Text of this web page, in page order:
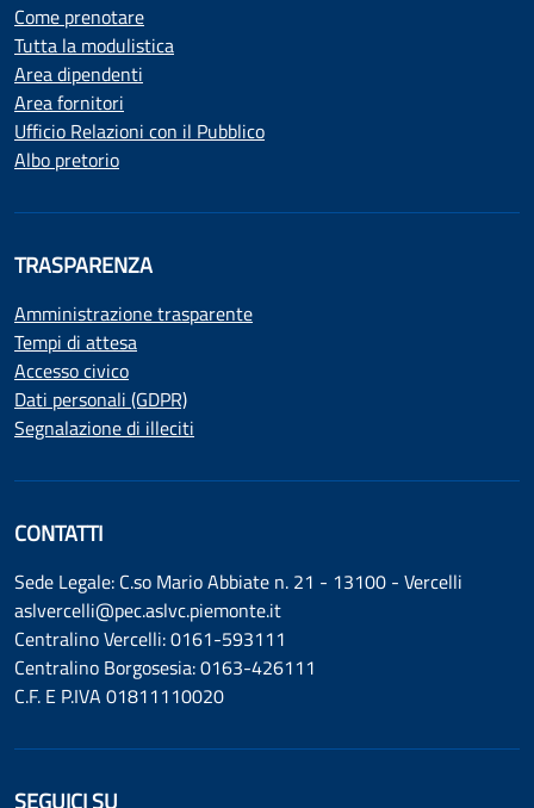
Come prenotare
Tutta la modulistica
Area dipendenti
Area fornitori
Ufficio Relazioni con il Pubblico
Albo pretorio
TRASPARENZA
Amministrazione trasparente
Tempi di attesa
Accesso civico
Dati personali (GDPR)
Segnalazione di illeciti
CONTATTI
Sede Legale: C.so Mario Abbiate n. 21 - 13100 - Vercelli
aslvercelli@pec.aslvc.piemonte.it
Centralino Vercelli: 0161-593111
Centralino Borgosesia: 0163-426111
C.F. E P.IVA 01811110020
SEGUICI SU